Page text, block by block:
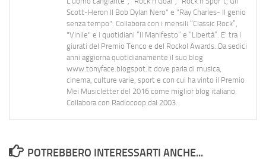
Scott-Heron Il Bob Dylan Nero" e "Ray Charles- Il genio
senza tempo". Collabora con i mensili “Classic Rock”,
"Vinile" e i quotidiani “Il Manifesto” e “Libertà”. E' tra i
giurati del Premio Tenco e del Rockol Awards. Da sedici
anni aggiorna quotidianamente il suo blog
www.tonyface.blogspot.it dove parla di musica,
cinema, culture varie, sport e con cui ha vinto il Premio
Mei Musicletter del 2016 come miglior blog italiano.
Collabora con Radiocoop dal 2003.
POTREBBERO INTERESSARTI ANCHE...